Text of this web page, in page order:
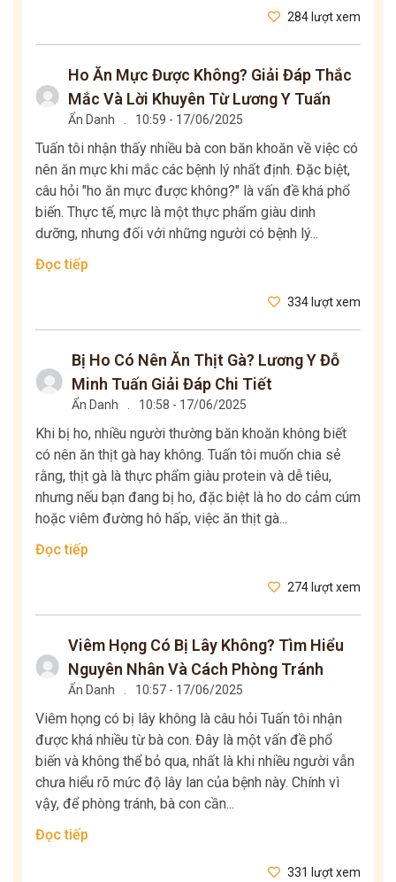
284 lượt xem
Ho Ăn Mực Được Không? Giải Đáp Thắc
Mắc Và Lời Khuyên Từ Lương Y Tuấn
Ẩn Danh . 10:59 - 17/06/2025
Tuấn tôi nhận thấy nhiều bà con băn khoăn về việc có
nên ăn mực khi mắc các bệnh lý nhất định. Đặc biệt,
câu hỏi "ho ăn mực được không?" là vấn đề khá phổ
biến. Thực tế, mực là một thực phẩm giàu dinh
dưỡng, nhưng đối với những người có bệnh lý...
Đọc tiếp
334 lượt xem
Bị Ho Có Nên Ăn Thịt Gà? Lương Y Đỗ
Minh Tuấn Giải Đáp Chi Tiết
Ẩn Danh . 10:58 - 17/06/2025
Khi bị ho, nhiều người thường băn khoăn không biết
có nên ăn thịt gà hay không. Tuấn tôi muốn chia sẻ
rằng, thịt gà là thực phẩm giàu protein và dễ tiêu,
nhưng nếu bạn đang bị ho, đặc biệt là ho do cảm cúm
hoặc viêm đường hô hấp, việc ăn thịt gà...
Đọc tiếp
274 lượt xem
Viêm Họng Có Bị Lây Không? Tìm Hiểu
Nguyên Nhân Và Cách Phòng Tránh
Ẩn Danh . 10:57 - 17/06/2025
Viêm họng có bị lây không là câu hỏi Tuấn tôi nhận
được khá nhiều từ bà con. Đây là một vấn đề phổ
biến và không thể bỏ qua, nhất là khi nhiều người vẫn
chưa hiểu rõ mức độ lây lan của bệnh này. Chính vì
vậy, để phòng tránh, bà con cần...
Đọc tiếp
331 lượt xem